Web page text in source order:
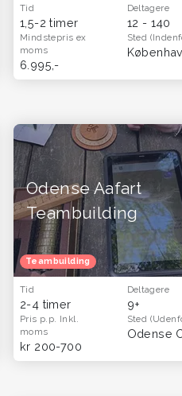
Tid
1,5-2 timer
Deltagere
12 - 140
Mindstepris ex
moms
6.995,-
Sted
Familietur Børnefødselsdag
Odense Aafart
Teambuilding
Teambuilding
Tid
2-4 timer
Deltagere
9+
Pris p.p. Inkl.
moms
kr 200-700
Sted
Odense